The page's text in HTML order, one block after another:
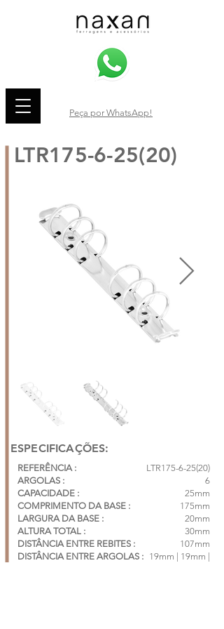
Peça por WhatsApp!
LTR175-6-25(20)
ESPECIFICAÇÕES:
REFERÊNCIA :
LTR175-6-25(20)
ARGOLAS :
CAPACIDADE :
COMPRIMENTO DA BASE :
LARGURA DA BASE :
ALTURA TOTAL :
DISTÂNCIA ENTRE REBITES :
DISTÂNCIA ENTRE ARGOLAS :
6
25mm
175mm
20mm
30mm
107mm
19mm | 19mm |